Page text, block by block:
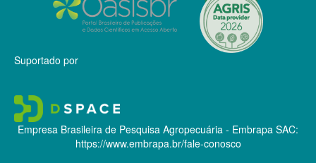
Suportado por
Empresa Brasileira de Pesquisa Agropecuária - Embrapa SAC:
https://www.embrapa.br/fale-conosco